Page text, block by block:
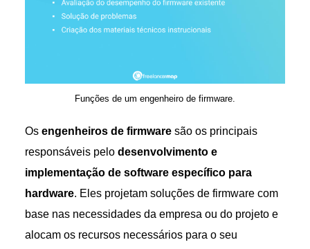
Funções de um engenheiro de firmware.
Os engenheiros de firmwaresão os principais
responsáveis ​​pelo desenvolvimento e
implementação de software específico para
hardware. Eles projetam soluções de firmware com
base nas necessidades da empresa ou do projeto e
alocam os recursos necessários para o seu